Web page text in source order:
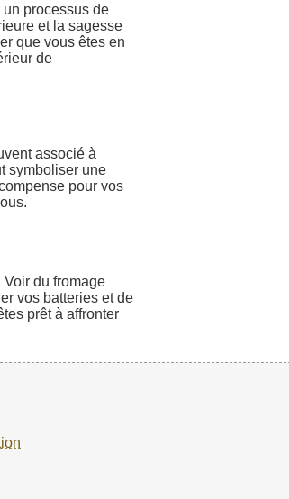
processus de
et la sagesse
que vous êtes en
de
associé à
symboliser une
pour vos
Voir du fromage
vos batteries et de
prêt à affronter